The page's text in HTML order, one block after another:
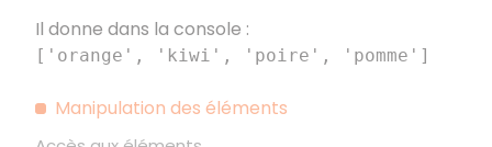
Il donne dans la console :
['orange', 'kiwi', 'poire', 'pomme']
Manipulation des éléments